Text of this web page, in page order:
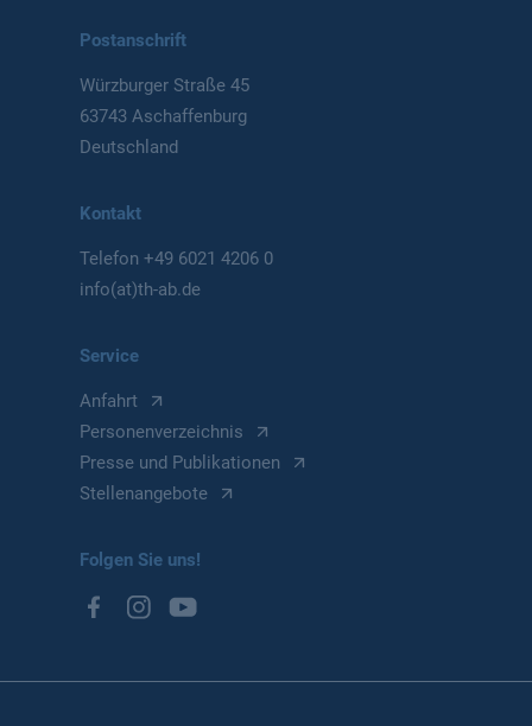
Postanschrift
Würzburger Straße 45
63743 Aschaffenburg
Deutschland
Kontakt
Telefon+49 6021 4206 0
info(at)th-ab.de
Service
Anfahrt
Personenverzeichnis
Presse und Publikationen
Stellenangebote
Folgen Sie uns!